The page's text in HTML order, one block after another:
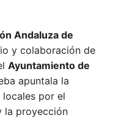
Andaluza de
y colaboración de
Ayuntamiento de
apuntala la
por el
la proyección